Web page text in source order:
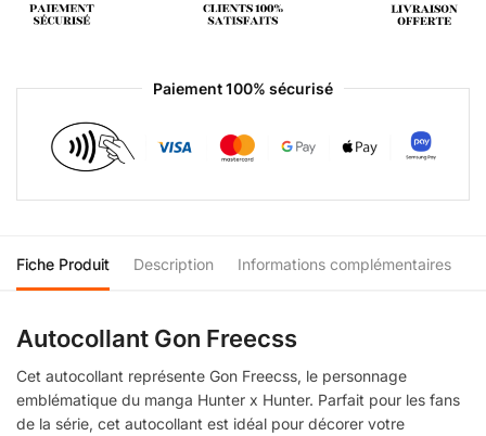
Paiement 100% sécurisé
Fiche Produit Description Informations complémentaires
Autocollant Gon Freecss
Cet autocollant représente Gon Freecss, le personnage
emblématique du manga Hunter x Hunter. Parfait pour les fans
de la série, cet autocollant est idéal pour décorer votre